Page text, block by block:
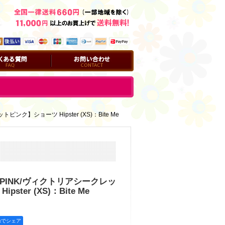
お問い合わせ
ピンク】ショーツ Hipster (XS)：Bite Me
ヴィクトリアシークレッ
Hipster (XS)：Bite Me
シェア